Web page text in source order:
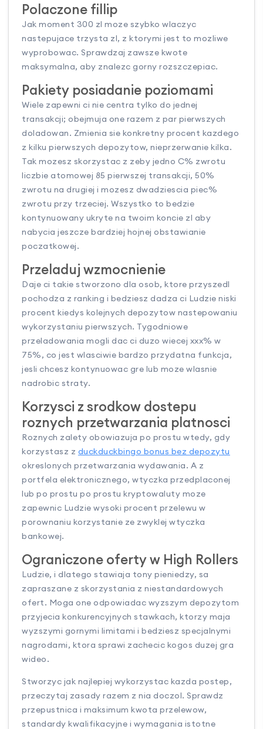
Polaczone fillip
Jak moment 300 zl moze szybko wlaczyc
nastepujace trzysta zl, z ktorymi jest to mozliwe
wyprobowac. Sprawdzaj zawsze kwote
maksymalna, aby znalezc gorny rozszczepiac.
Pakiety posiadanie poziomami
Wiele zapewni ci nie centra tylko do jednej
transakcji; obejmuja one razem z par pierwszych
doladowan. Zmienia sie konkretny procent kazdego
z kilku pierwszych depozytow, nieprzerwanie kilka.
Tak mozesz skorzystac z zeby jedno C% zwrotu
liczbie atomowej 85 pierwszej transakcji, 50%
zwrotu na drugiej i mozesz dwadziescia piec%
zwrotu przy trzeciej. Wszystko to bedzie
kontynuowany ukryte na twoim koncie zl aby
nabycia jeszcze bardziej hojnej obstawianie
poczatkowej.
Przeladuj wzmocnienie
Daje ci takie stworzono dla osob, ktore przyszedl
pochodza z ranking i bedziesz dadza ci Ludzie niski
procent kiedys kolejnych depozytow nastepowaniu
wykorzystaniu pierwszych. Tygodniowe
przeladowania mogli dac ci duzo wiecej xxx% w
75%, co jest wlasciwie bardzo przydatna funkcja,
jesli chcesz kontynuowac gre lub moze wlasnie
nadrobic straty.
Korzysci z srodkow dostepu
roznych przetwarzania platnosci
Roznych zalety obowiazuja po prostu wtedy, gdy
korzystasz z duckduckbingo bonus bez depozytu
okreslonych przetwarzania wydawania. A z
portfela elektronicznego, wtyczka przedplaconej
lub po prostu po prostu kryptowaluty moze
zapewnic Ludzie wysoki procent przelewu w
porownaniu korzystanie ze zwyklej wtyczka
bankowej.
Ograniczone oferty w High Rollers
Ludzie, i dlatego stawiaja tony pieniedzy, sa
zapraszane z skorzystania z niestandardowych
ofert. Moga one odpowiadac wyzszym depozytom
przyjecia konkurencyjnych stawkach, ktorzy maja
wyzszymi gornymi limitami i bedziesz specjalnymi
nagrodami, ktora sprawi zachecic kogos duzej gra
wideo.
Stworzyc jak najlepiej wykorzystac kazda postep,
przeczytaj zasady razem z nia doczol. Sprawdz
przepustnica i maksimum kwota przelewow,
standardy kwalifikacyjne i wymagania istotne